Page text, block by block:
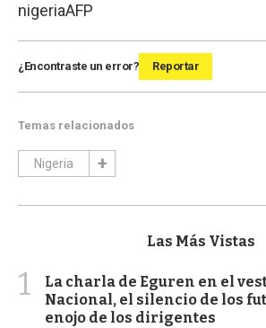
nigeriaAFP
¿Encontraste un error? Reportar
Temas relacionados
Nigeria
Las Más Vistas
1
La charla de Eguren en el
Nacional, el silencio de los
enojo de los dirigentes